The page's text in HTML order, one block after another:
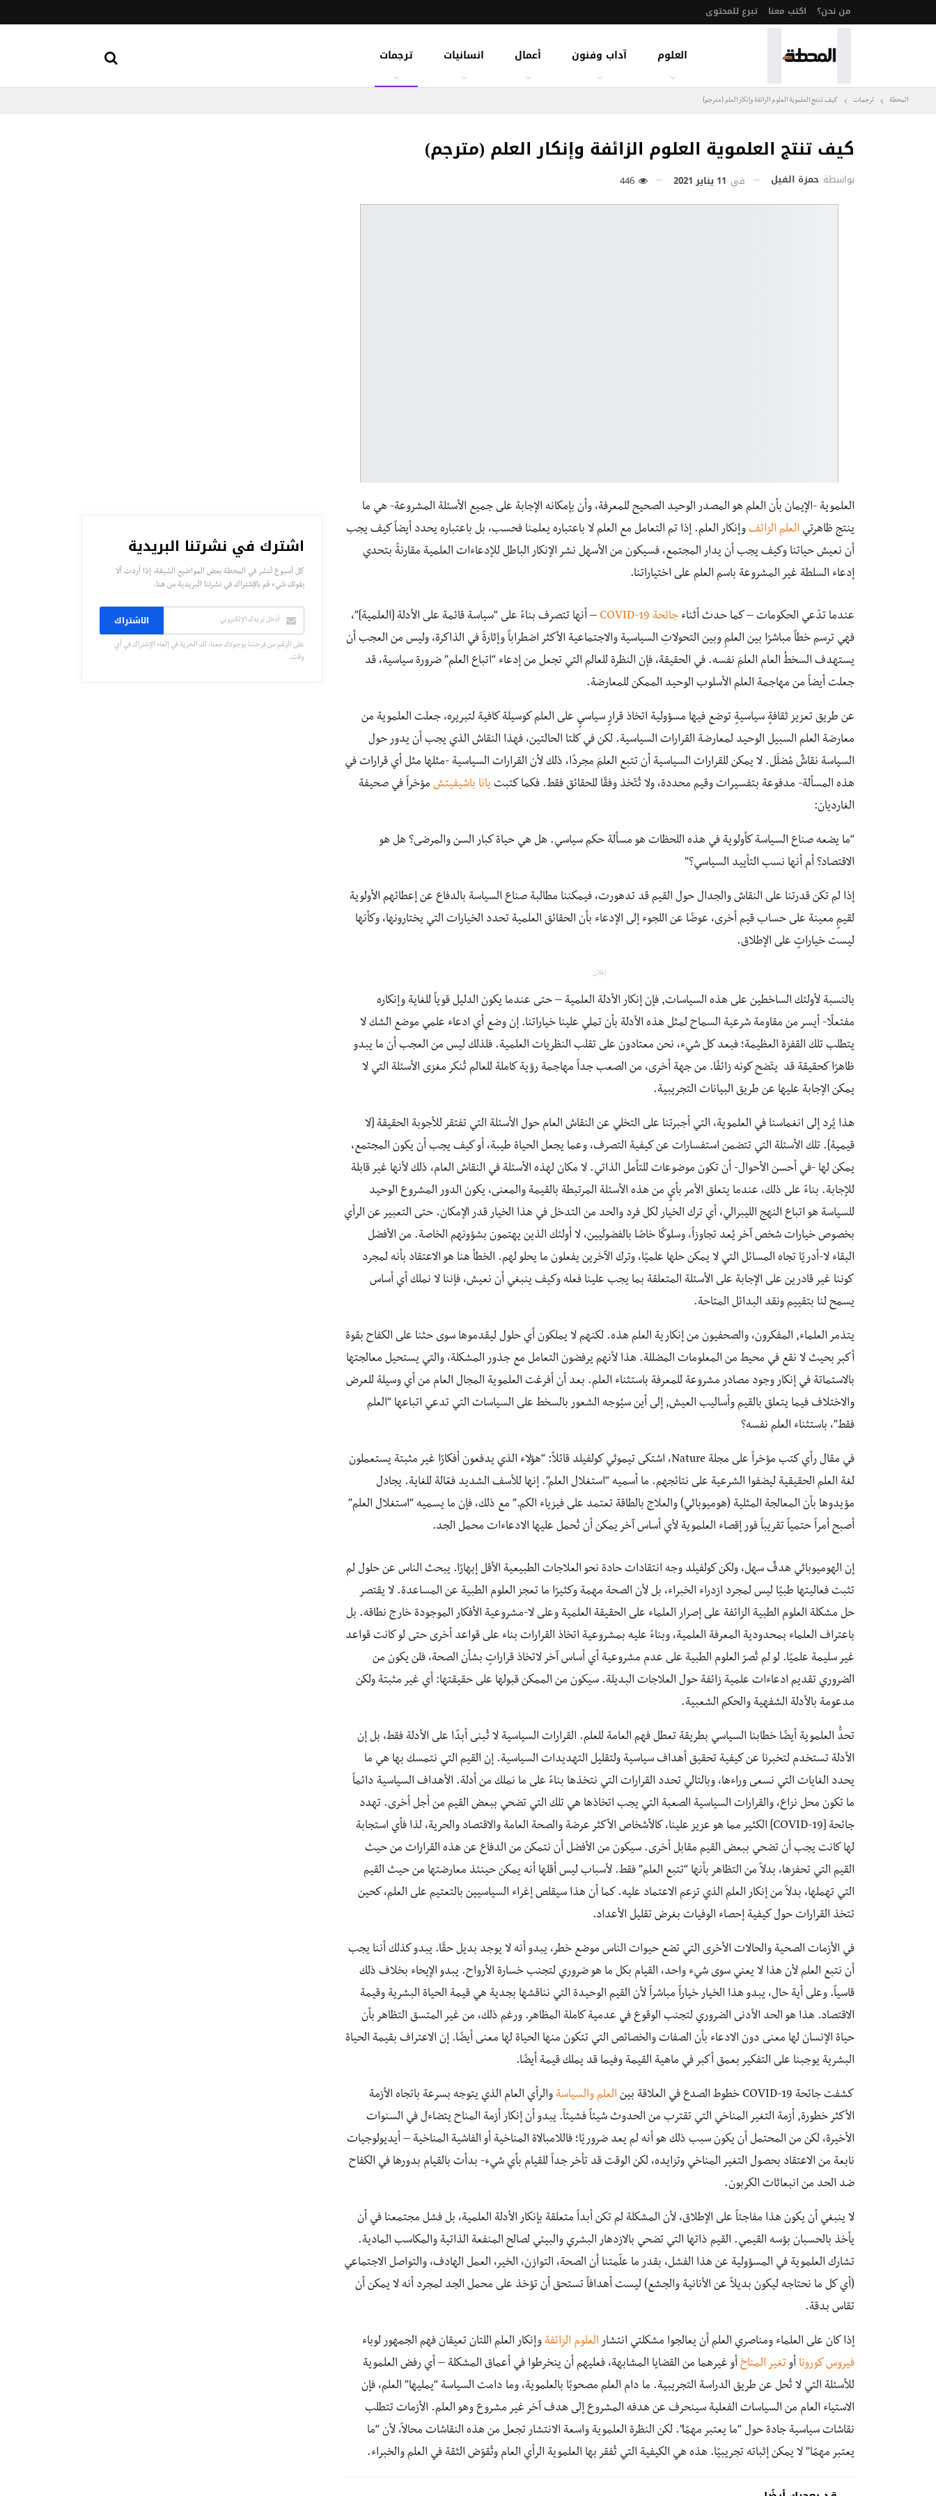
من نحن؟ اكتب معنا تبرع للمحتوى
العلوم آداب وفنون أعمال انسانيات ترجمات
المحطة ترجمات كيف تنتج العلموية العلوم الزائفة وإنكار العلم (مترجم)
كيف تنتج العلموية العلوم الزائفة وإنكار العلم (مترجم)
بواسطة حمزة الفيل في 11 يناير 2021
العلموية -الإيمان بأن العلم هو المصدر الوحيد الصحيح للمعرفة، وأن بإمكانه الإجابة على جميع الأسئلة المشروعة- هي ما
ينتج ظاهرتي العلم الزائف وإنكار العلم. إذا تم التعامل مع العلم لا باعتباره يعلمنا فحسب، بل باعتباره يحدد أيضاً كيف يجب
أن نعيش حياتنا وكيف يجب أن يدار المجتمع، فسيكون من الأسهل نشر الإنكار الباطل للإدعاءات العلمية مقارنةً بتحدي
إدعاء السلطة غير المشروعة باسم العلم على اختياراتنا.
عندما تدّعي الحكومات – كما حدث أثناء جائحة COVID-19
– أنها تتصرف بناءً على “سياسة قائمة على الأدلة [العلمية]”،
فهي ترسم خطاً مباشرًا بين العلمِ وبين التحولاتِ السياسية والاجتماعية الأكثر اضطراباً وإثارةً في الذاكرة، وليس من العجب أن
يستهدف السخطُ العام العلمَ نفسه. في الحقيقة، فإن النظرة للعالم التي تجعل من إدعاء “اتباع العلم” ضرورة سياسية، قد
جعلت أيضاً من مهاجمة العلم الأسلوب الوحيد الممكن للمعارضة.
عن طريق تعزيز ثقافةٍ سياسيةٍ توضع فيها مسؤولية اتخاذ قرارٍ سياسيٍ على العلم كوسيلة كافية لتبريره، جعلت العلموية من
معارضة العلم السبيل الوحيد لمعارضة القرارات السياسية. لكن في كلتا الحالتين، فهذا النقاش الذي يجب أن يدور حول
السياسة نقاشٌ مُضلَل. لا يمكن للقرارات السياسية أن تتبع العلمَ مجردًا، ذلك لأن القرارات السياسية -مثلها مثل أي قرارات في
هذه المسألة- مدفوعة بتفسيرات وقيم محددة، ولا تُتّخذ وفقًا للحقائق فقط. فكما كتبت يانا باشيفيتش مؤخراً في صحيفة
الغارديان:
“ما يضعه صناع السياسة كأولوية في هذه اللحظات هو مسألة حكم سياسي. هل هي حياة كبار السن والمرضى؟ هل هو
الاقتصاد؟ أم أنها نسب التأييد السياسي؟”
إذا لم تكن قدرتنا على النقاش والجدال حول القيم قد تدهورت، فيمكننا مطالبة صناع السياسة بالدفاع عن إعطائهم الأولوية
لقيمٍ معينة على حساب قيم أخرى، عوضًا عن اللجوء إلى الإدعاء بأن الحقائق العلمية تحدد الخيارات التي يختارونها، وكأنها
ليست خياراتٍ على الإطلاق.
إعلان
بالنسبة لأولئك الساخطين على هذه السياسات, فإن إنكار الأدلة العلمية – حتى عندما يكون الدليل قوياً للغاية وإنكاره
مفتعلًا- أيسر من مقاومة شرعية السماح لمثل هذه الأدلة بأن تملي علينا خياراتنا. إن وضع أي ادعاء علمي موضع الشك لا
يتطلب تلك القفزة العظيمة؛ فبعد كل شيء، نحن معتادون على تقلب النظريات العلمية. فلذلك ليس من العجب أن ما يبدو
ظاهرًا كحقيقة قد يتّضح كونه زائفًا. من جهة أخرى، من الصعب جداً مهاجمة رؤية كاملة للعالم تُنكر مغزى الأسئلة التي لا
يمكن الإجابة عليها عن طريق البيانات التجريبية.
هذا يُرد إلى انغماسنا في العلموية، التي أجبرتنا على التخلي عن النقاش العام حول الأسئلة التي تفتقر للأجوبة الحقيقة [لا
قيمية]. تلك الأسئلة التي تتضمن استفسارات عن كيفية التصرف، وعما يجعل الحياة طيبة، أو كيف يجب أن يكون المجتمع،
يمكن لها -في أحسن الأحوال- أن تكون موضوعات للتأمل الذاتي. لا مكان لهذه الأسئلة في النقاش العام، ذلك لأنها غير قابلة
للإجابة. بناءً على ذلك، عندما يتعلق الأمر بأيٍ من هذه الأسئلة المرتبطة بالقيمة والمعنى، يكون الدور المشروع الوحيد
للسياسة هو اتباع النهج الليبرالي، أي ترك الخيار لكل فرد والحد من التدخل في هذا الخيار قدر الإمكان. حتى التعبير عن الرأي
بخصوص خيارات شخص آخر يُعد تجاوزاً، وسلوكًا خاصًا بالفضوليين، لا أولئك الذين يهتمون بشؤونهم الخاصة. من الأفضل
البقاء لا-أدريًا تجاه المسائل التي لا يمكن حلها علميًا، وترك الآخرين يفعلون ما يحلو لهم. الخطأ هنا هو الاعتقاد بأنه لمجرد
كوننا غير قادرين على الإجابة على الأسئلة المتعلقة بما يجب علينا فعله وكيف ينبغي أن نعيش، فإننا لا نملك أي أساس
يسمح لنا بتقييم ونقد البدائل المتاحة.
يتذمر العلماء, المفكرون، والصحفيون من إنكارية العلم هذه. لكنهم لا يملكون أي حلول ليقدموها سوى حثنا على الكفاح بقوة
أكبر بحيث لا نقع في محيط من المعلومات المضللة. هذا لأنهم يرفضون التعامل مع جذور المشكلة، والتي يستحيل معالجتها
بالاستماتة في إنكار وجود مصادر مشروعة للمعرفة باستثناء العلم. بعد أن أفرغت العلموية المجال العام من أي وسيلة للعرض
والاختلاف فيما يتعلق بالقيم وأساليب العيش, إلى أين سيُوجه الشعور بالسخط على السياسات التي تدعي اتباعها “العلم
فقط”، باستثناء العلم نفسه؟
في مقال رأي كتب مؤخراً على مجلة Nature، اشتكى تيموثي كولفيلد قائلاً: “هؤلاء الذي يدفعون أفكارًا غير مثبتة يستعملون
لغة العلم الحقيقية ليضفوا الشرعية على نتائجهم. ما أسميه “استغلال العلم”. إنها للأسف الشديد فعّالة للغاية. يجادل
مؤيدوها بأن المعالجة المثلية (هوميوباثي) والعلاج بالطاقة تعتمد على فيزياء الكم.” مع ذلك، فإن ما يسميه “استغلال العلم”
أصبح أمراً حتمياً تقريباً فور إقصاء العلموية لأي أساس آخر يمكن أن تُحمل عليها الادعاءات محمل الجد.
إن الهوميوباثي هدفٌ سهل، ولكن كولفيلد وجه انتقادات حادة نحو العلاجات الطبيعية الأقل إبهارًا. يبحث الناس عن حلول لم
تثبت فعاليتها طبيًا ليس لمجرد ازدراء الخبراء، بل لأن الصحة مهمة وكثيرًا ما تعجز العلوم الطبية عن المساعدة. لا يقتصر
حل مشكلة العلوم الطبية الزائفة على إصرار العلماء على الحقيقة العلمية وعلى لا-مشروعية الأفكار الموجودة خارج نطاقه. بل
باعتراف العلماء بمحدودية المعرفة العلمية، وبناءً عليه بمشروعية اتخاذ القرارات بناء على قواعد أخرى حتى لو كانت قواعد
غير سليمة علميًا. لو لم تُصرّ العلوم الطبية على عدم مشروعية أي أساس آخر لاتخاذ قراراتٍ بشأن الصحة، فلن يكون من
الضروري تقديم ادعاءات علمية زائفة حول العلاجات البديلة. سيكون من الممكن قبولها على حقيقتها: أي غير مثبتة ولكن
مدعومة بالأدلة الشفهية والحكم الشعبية.
تحدُّ العلموية أيضًا خطابنا السياسي بطريقة تعطل فهم العامة للعلم. القرارات السياسية لا تُبنى أبدًا على الأدلة فقط، بل إن
الأدلة تستخدم لتخبرنا عن كيفية تحقيق أهداف سياسية ولتقليل التهديدات السياسية. إن القيم التي نتمسك بها هي ما
يحدد الغايات التي نسعى وراءها، وبالتالي تحدد القرارات التي نتخذها بناءً على ما نملك من أدلة. الأهداف السياسية دائماً
ما تكون محل نزاع، والقرارات السياسية الصعبة التي يجب اتخاذها هي تلك التي تضحي ببعض القيم من أجل أخرى. تهدد
جائحة [COVID-19] الكثير مما هو عزيز علينا، كالأشخاص الأكثر عرضة والصحة العامة والاقتصاد والحرية، لذا فأي استجابة
لها كانت يجب أن تضحي ببعض القيم مقابل أخرى. سيكون من الأفضل أن نتمكن من الدفاع عن هذه القرارات من حيث
القيم التي تحفزها، بدلاً من التظاهر بأنها “تتبع العلم” فقط. لأسباب ليس أقلها أنه يمكن حينئذ معارضتها من حيث القيم
التي تهملها، بدلاً من إنكار العلم الذي تزعم الاعتماد عليه. كما أن هذا سيقلص إغراء السياسيين بالتعتيم على العلم، كحين
تتخذ القرارات حول كيفية إحصاء الوفيات بغرض تقليل الأعداد.
في الأزمات الصحية والحالات الأخرى التي تضع حيوات الناس موضع خطر، يبدو أنه لا يوجد بديل حقًا. يبدو كذلك أننا يجب
أن نتبع العلم لأن هذا لا يعني سوى شيء واحد، القيام بكل ما هو ضروري لتجنب خسارة الأرواح. يبدو الإيحاء بخلاف ذلك
قاسياً. وعلى أية حال، يبدو هذا الخيار خياراً مباشراً لأن القيم الوحيدة التي نناقشها بجدية هي قيمة الحياة البشرية وقيمة
الاقتصاد. هذا هو الحد الأدنى الضروري لتجنب الوقوع في عدمية كاملة المظاهر. ورغم ذلك، من غير المتسق التظاهر بأن
حياة الإنسان لها معنى دون الادعاء بأن الصفات والخصائص التي تتكون منها الحياة لها معنى أيضًا. إن الاعتراف بقيمة الحياة
البشرية يوجبنا على التفكير بعمق أكبر في ماهية القيمة وفيما قد يملك قيمة أيضًا.
كشفت جائحة COVID-19 خطوط الصدع في العلاقة بين العلم والسياسة والرأي العام الذي يتوجه بسرعة باتجاه الأزمة
الأكثر خطورة, أزمة التغير المناخي التي تقترب من الحدوث شيئاً فشيئاً. يبدو أن إنكار أزمة المناح يتضاءل في السنوات
الأخيرة، لكن من المحتمل أن يكون سبب ذلك هو أنه لم يعد ضروريًا؛ فاللامبالاة المناخية أو الفاشية المناخية – أيديولوجيات
نابعة من الاعتقاد بحصول التغير المناخي وتزايده، لكن الوقت قد تأخر جداً للقيام بأي شيء- بدأت بالقيام بدورها في الكفاح
ضد الحد من انبعاثات الكربون.
لا ينبغي أن يكون هذا مفاجئاً على الإطلاق، لأن المشكلة لم تكن أبداً متعلقة بإنكار الأدلة العلمية، بل فشل مجتمعنا في أن
يأخذ بالحسبان بؤسه القيمي. القيم ذاتها التي تضحي بالازدهار البشري والبيئي لصالح المنفعة الذاتية والمكاسب المادية.
تشارك العلموية في المسؤولية عن هذا الفشل، بقدر ما علّمتنا أن الصحة، التوازن، الخير، العمل الهادف، والتواصل الاجتماعي
(أي كل ما نحتاجه ليكون بديلاً عن الأنانية والجشع) ليست أهدافاً تستحق أن تؤخذ على محمل الجد لمجرد أنه لا يمكن أن
تقاس بدقة.
إذا كان على العلماء ومناصري العلم أن يعالجوا مشكلتي انتشار العلوم الزائفة وإنكار العلم اللتان تعيقان فهم الجمهور لوباء
فيروس كورونا أو تغير المناخ أو غيرهما من القضايا المشابهة، فعليهم أن ينخرطوا في أعماق المشكلة – أي رفض العلموية
للأسئلة التي لا تُحل عن طريق الدراسة التجريبية. ما دام العلم مصحوبًا بالعلموية، وما دامت السياسة “يمليها” العلم، فإن
الاستياء العام من السياسات الفعلية سينحرف عن هدفه المشروع إلى هدف آخر غير مشروع وهو العلم. الأزمات تتطلب
نقاشات سياسية جادة حول “ما يعتبر مهمًا”. لكن النظرة العلموية واسعة الانتشار تجعل من هذه النقاشات محالاً، لأن “ما
يعتبر مهمًا” لا يمكن إثباته تجريبيًا. هذه هي الكيفية التي تُفقر بها العلموية الرأي العام وتُقوّض الثقة في العلم والخبراء.
اشترك في نشرتنا البريدية
كل أسبوع تُنشر في المحطة بعض المواضيع الشيقة، إذا أردت ألا
يفوتك شيء قم بالإشتراك في نشرتنا البريدية من هنا.
الاشتراك
على الرغم من فرحتنا بوجودك معنا، لك الحرية في إلغاء الإشتراك في أي
وقت.